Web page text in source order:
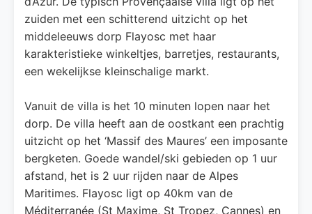
zuiden met een schitterend uitzicht op het
middeleeuws dorp Flayosc met haar
karakteristieke winkeltjes, barretjes, restaurants,
een wekelijkse kleinschalige markt.
Vanuit de villa is het 10 minuten lopen naar het
dorp. De villa heeft aan de oostkant een prachtig
uitzicht op het ‘Massif des Maures’ een imposante
bergketen. Goede wandel/ski gebieden op 1 uur
afstand, het is 2 uur rijden naar de Alpes
Maritimes. Flayosc ligt op 40km van de
Méditerranée (St Maxime, St Tropez, Cannes) en